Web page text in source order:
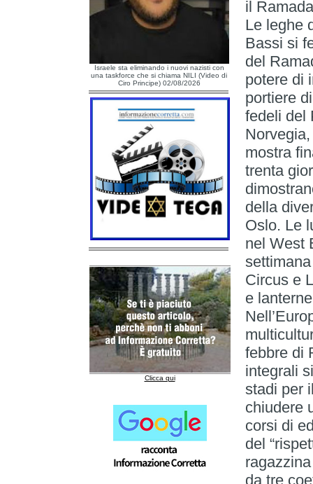
Israele sta eliminando i nuovi nazisti con
una taskforce che si chiama NILI (Video di
Ciro Principe) 02/08/2026
Clicca qui